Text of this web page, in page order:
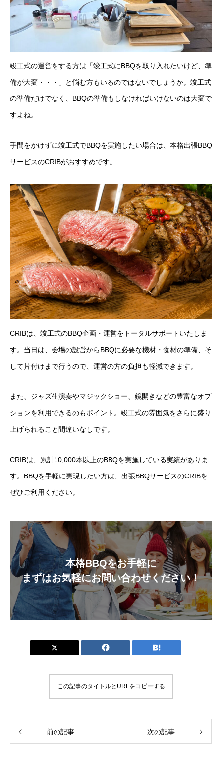
竣工式の運営をする方は「竣工式にBBQを取り入れたいけど、準
備が大変・・・」と悩む方もいるのではないでしょうか。竣工式
の準備だけでなく、BBQの準備もしなければいけないのは大変で
すよね。
手間をかけずに竣工式でBBQを実施したい場合は、本格出張BBQ
サービスのCRIBがおすすめです。
CRIBは、竣工式のBBQ企画・運営をトータルサポートいたしま
す。当日は、会場の設営からBBQに必要な機材・食材の準備、そ
して片付けまで行うので、運営の方の負担も軽減できます。
また、ジャズ生演奏やマジックショー、鏡開きなどの豊富なオプ
ションを利用できるのもポイント。竣工式の雰囲気をさらに盛り
上げられること間違いなしです。
CRIBは、累計10,000本以上のBBQを実施している実績がありま
す。BBQを手軽に実現したい方は、出張BBQサービスのCRIBを
ぜひご利用ください。
本格BBQをお手軽に
まずはお気軽にお問い合わせください！
この記事のタイトルとURLをコピーする
前の記事 次の記事